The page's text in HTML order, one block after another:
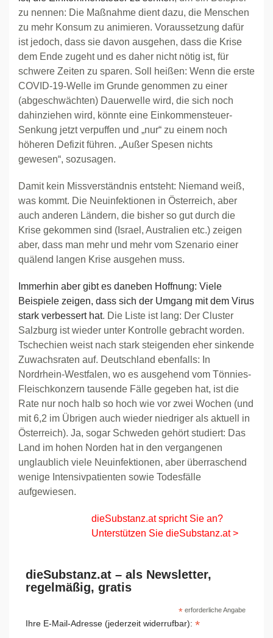
zu nennen: Die Maßnahme dient dazu, die Menschen
zu mehr Konsum zu animieren. Voraussetzung dafür
ist jedoch, dass sie davon ausgehen, dass die Krise
dem Ende zugeht und es daher nicht nötig ist, für
schwere Zeiten zu sparen. Soll heißen: Wenn die erste
COVID-19-Welle im Grunde genommen zu einer
(abgeschwächten) Dauerwelle wird, die sich noch
dahinziehen wird, könnte eine Einkommensteuer-
Senkung jetzt verpuffen und „nur“ zu einem noch
höheren Defizit führen. „Außer Spesen nichts
gewesen“, sozusagen.
Damit kein Missverständnis entsteht: Niemand weiß,
was kommt. Die Neuinfektionen in Österreich, aber
auch anderen Ländern, die bisher so gut durch die
Krise gekommen sind (Israel, Australien etc.) zeigen
aber, dass man mehr und mehr vom Szenario einer
quälend langen Krise ausgehen muss.
Immerhin aber gibt es daneben Hoffnung: Viele
Beispiele zeigen, dass sich der Umgang mit dem Virus
stark verbessert hat. Die Liste ist lang: Der Cluster
Salzburg ist wieder unter Kontrolle gebracht worden.
Tschechien weist nach stark steigenden eher sinkende
Zuwachsraten auf. Deutschland ebenfalls: In
Nordrhein-Westfalen, wo es ausgehend vom Tönnies-
Fleischkonzern tausende Fälle gegeben hat, ist die
Rate nur noch halb so hoch wie vor zwei Wochen (und
mit 6,2 im Übrigen auch wieder niedriger als aktuell in
Österreich). Ja, sogar Schweden gehört studiert: Das
Land im hohen Norden hat in den vergangenen
unglaublich viele Neuinfektionen, aber überraschend
wenige Intensivpatienten sowie Todesfälle
aufgewiesen.
dieSubstanz.at spricht Sie an?
Unterstützen Sie dieSubstanz.at >
dieSubstanz.at – als Newsletter,
regelmäßig, gratis
*erforderliche Angabe
Ihre E-Mail-Adresse (jederzeit widerrufbar): *